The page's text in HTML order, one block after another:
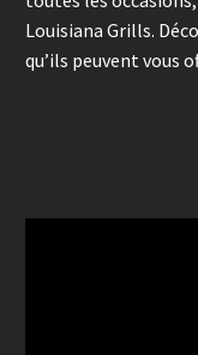
Louisiana Grills.
qu’ils peuvent vous